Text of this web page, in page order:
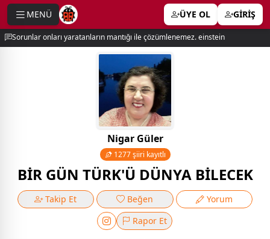
MENÜ ÜYE OL GİRİŞ
Sorunlar onları yaratanların mantığı ile çözümlenemez. einstein
Nigar Güler
1277 şiiri kayıtlı
BİR GÜN TÜRK'Ü DÜNYA BİLECEK
Takip Et Beğen
Yorum
Rapor Et
menu